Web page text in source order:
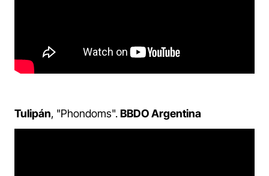
Tulipán, "Phondoms".BBDO Argentina